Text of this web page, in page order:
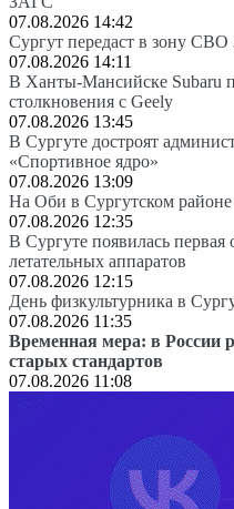
07.08.2026 14:42
Сургут передаст в зону СВО
07.08.2026 14:11
В Ханты-Мансийске Subaru
столкновения с Geely
07.08.2026 13:45
В Сургуте достроят
«Спортивное ядро»
07.08.2026 13:09
На Оби в Сургутском
07.08.2026 12:35
В Сургуте появилась первая
летательных аппаратов
07.08.2026 12:15
День физкультурника в
07.08.2026 11:35
Временная мера: в России
старых стандартов
07.08.2026 11:08